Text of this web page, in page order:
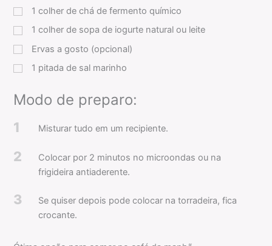
1 colher de chá de fermento químico
1 colher de sopa de iogurte natural ou leite
Ervas a gosto (opcional)
1 pitada de sal marinho
Modo de preparo:
1 Misturar tudo em um recipiente.
2
Colocar por 2 minutos no microondas ou na
frigideira antiaderente.
3
Se quiser depois pode colocar na torradeira, fica
crocante.